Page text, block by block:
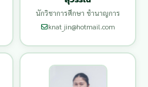
นักวิชาการศึกษา ชำนาญการ
knat_jin@hotmail.com